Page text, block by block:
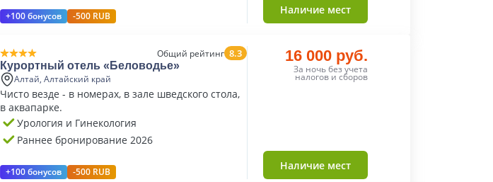
+100 бонусов -500 RUB Наличие мест
Общий рейтинг 8.3
Курортный отель «Беловодье»
Алтай, Алтайский край
Чисто везде - в номерах, в зале шведского стола,
в аквапарке.
Урология и Гинекология
Раннее бронирование 2026
+100 бонусов -500 RUB
16 000 руб.
За ночь без учета
налогов и сборов
Наличие мест